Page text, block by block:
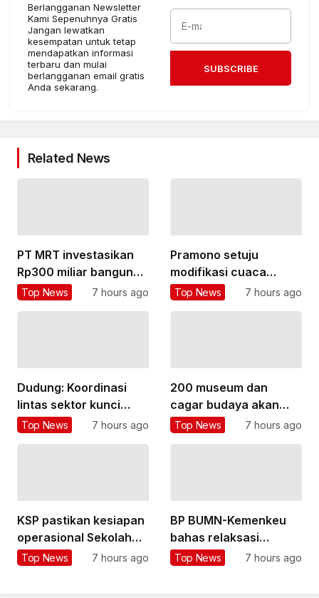
Berlangganan Newsletter
Kami Sepenuhnya Gratis
Jangan lewatkan
kesempatan untuk tetap
mendapatkan informasi
terbaru dan mulai
berlangganan email gratis
Anda sekarang.
SUBSCRIBE
Related News
PT MRT investasikan
Rp300 miliar bangun
pedestrian deck Dukuh
Top News 7 hours ago
Pramono setuju
modifikasi cuaca
dilakukan dua kali
Top News 7 hours ago
Dudung: Koordinasi
lintas sektor kunci
penyelesaian program
Top News 7 hours ago
200 museum dan
cagar budaya akan
direvitalisasi, langkah
Top News 7 hours ago
KSP pastikan kesiapan
operasional Sekolah
Rakyat Terintegrasi
Top News 7 hours ago
BP BUMN-Kemenkeu
bahas relaksasi
perpajakan untuk
Top News 7 hours ago